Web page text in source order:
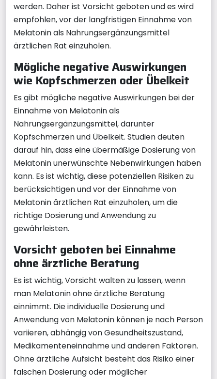
werden. Daher ist Vorsicht geboten und es wird
empfohlen, vor der langfristigen Einnahme von
Melatonin als Nahrungsergänzungsmittel
ärztlichen Rat einzuholen.
Mögliche negative Auswirkungen
wie Kopfschmerzen oder Übelkeit
Es gibt mögliche negative Auswirkungen bei der
Einnahme von Melatonin als
Nahrungsergänzungsmittel, darunter
Kopfschmerzen und Übelkeit. Studien deuten
darauf hin, dass eine übermäßige Dosierung von
Melatonin unerwünschte Nebenwirkungen haben
kann. Es ist wichtig, diese potenziellen Risiken zu
berücksichtigen und vor der Einnahme von
Melatonin ärztlichen Rat einzuholen, um die
richtige Dosierung und Anwendung zu
gewährleisten.
Vorsicht geboten bei Einnahme
ohne ärztliche Beratung
Es ist wichtig, Vorsicht walten zu lassen, wenn
man Melatonin ohne ärztliche Beratung
einnimmt. Die individuelle Dosierung und
Anwendung von Melatonin können je nach Person
variieren, abhängig von Gesundheitszustand,
Medikamenteneinnahme und anderen Faktoren.
Ohne ärztliche Aufsicht besteht das Risiko einer
falschen Dosierung oder möglicher